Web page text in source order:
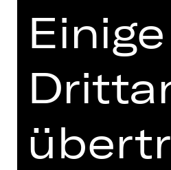
Luft wird dünner.
Brechts Gauner-
menschliche
kaltschnäuzig und
erblasst.